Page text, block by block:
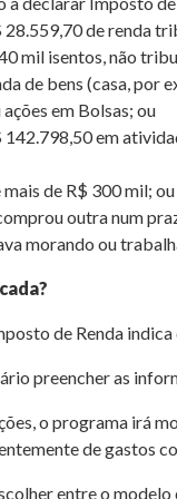
28.559,70 de renda
mil isentos, não
de bens (casa, por
em Bolsas; ou
142.798,50 em
de R$ 300 mil; ou
outra num
morando ou
de Renda
preencher as
o programa irá
de gastos
entre o